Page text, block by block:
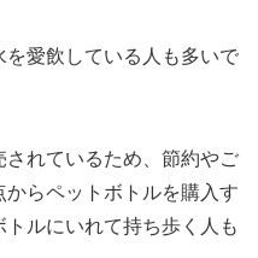
愛飲している人も多いで
れているため、節約やご
らペットボトルを購入す
ルにいれて持ち歩く人も